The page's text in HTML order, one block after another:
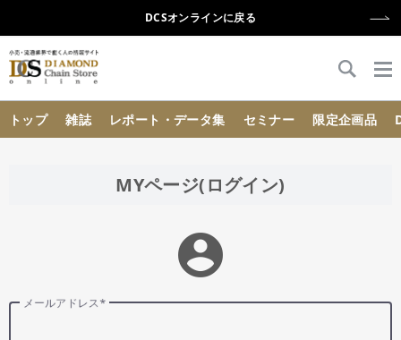
DCSオンラインに戻る
トップ 雑誌 レポート・データ集 セミナー 限定企画品
MYページ(ログイン)
account_circle
メールアドレス